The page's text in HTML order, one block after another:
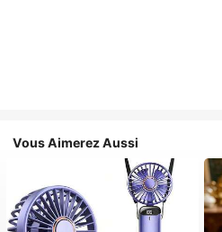
Vous Aimerez Aussi